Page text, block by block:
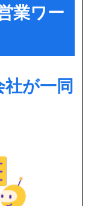
業ワー
が一同